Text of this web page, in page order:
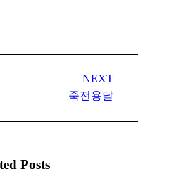
NEXT
죽전용달
Posts